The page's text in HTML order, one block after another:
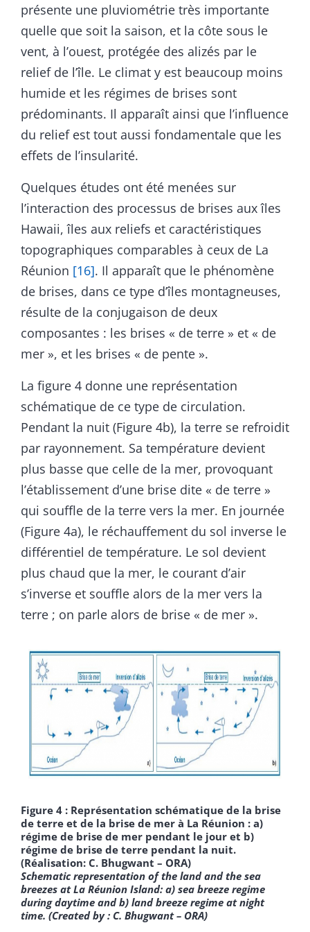
présente une pluviométrie très importante
quelle que soit la saison, et la côte sous le
vent, à l’ouest, protégée des alizés par le
relief de l’île. Le climat y est beaucoup moins
humide et les régimes de brises sont
prédominants. Il apparaît ainsi que l’influence
du relief est tout aussi fondamentale que les
effets de l’insularité.
Quelques études ont été menées sur
l’interaction des processus de brises aux îles
Hawaii, îles aux reliefs et caractéristiques
topographiques comparables à ceux de La
Réunion [16]. Il apparaît que le phénomène
de brises, dans ce type d’îles montagneuses,
résulte de la conjugaison de deux
composantes : les brises « de terre » et « de
mer », et les brises « de pente ».
La figure 4 donne une représentation
schématique de ce type de circulation.
Pendant la nuit (Figure 4b), la terre se refroidit
par rayonnement. Sa température devient
plus basse que celle de la mer, provoquant
l’établissement d’une brise dite « de terre »
qui souffle de la terre vers la mer. En journée
(Figure 4a), le réchauffement du sol inverse le
différentiel de température. Le sol devient
plus chaud que la mer, le courant d’air
s’inverse et souffle alors de la mer vers la
terre ; on parle alors de brise « de mer ».
Figure 4 : Représentation schématique de la brise
de terre et de la brise de mer à La Réunion : a)
régime de brise de mer pendant le jour et b)
régime de brise de terre pendant la nuit.
(Réalisation: C. Bhugwant – ORA)
Schematic representation of the land and the sea
breezes at La Réunion Island: a) sea breeze regime
during daytime and b) land breeze regime at night
time. (Created by : C. Bhugwant – ORA)